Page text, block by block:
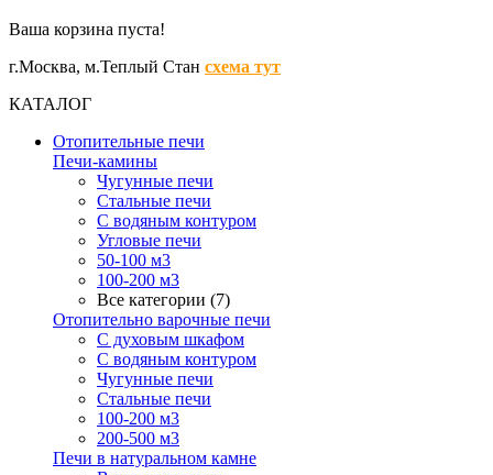
Ваша корзина пуста!
г.Москва, м.Теплый Стан схема тут
КАТАЛОГ
Отопительные печи
Печи-камины
Чугунные печи
Стальные печи
С водяным контуром
Угловые печи
50-100 м3
100-200 м3
Все категории (7)
Отопительно варочные печи
С духовым шкафом
С водяным контуром
Чугунные печи
Стальные печи
100-200 м3
200-500 м3
Печи в натуральном камне